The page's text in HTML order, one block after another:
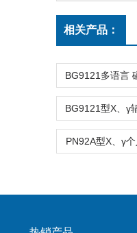
相关产品：
PN92A型X、γ